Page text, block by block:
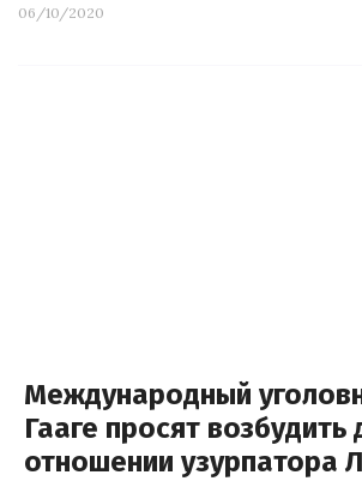
06/10/2020
Международный
Гааге просят возбудить
отношении узурпатора